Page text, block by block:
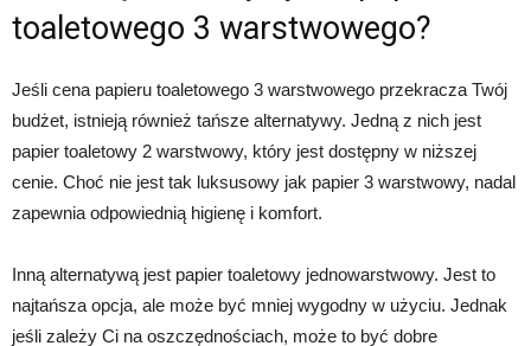
toaletowego 3 warstwowego?
Jeśli cena papieru toaletowego 3 warstwowego przekracza Twój
budżet, istnieją również tańsze alternatywy. Jedną z nich jest
papier toaletowy 2 warstwowy, który jest dostępny w niższej
cenie. Choć nie jest tak luksusowy jak papier 3 warstwowy, nadal
zapewnia odpowiednią higienę i komfort.
Inną alternatywą jest papier toaletowy jednowarstwowy. Jest to
najtańsza opcja, ale może być mniej wygodny w użyciu. Jednak
jeśli zależy Ci na oszczędnościach, może to być dobre